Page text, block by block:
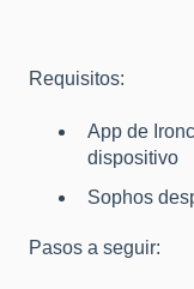
Requisitos:
App de
dispositivo
Sophos
Pasos a seguir: